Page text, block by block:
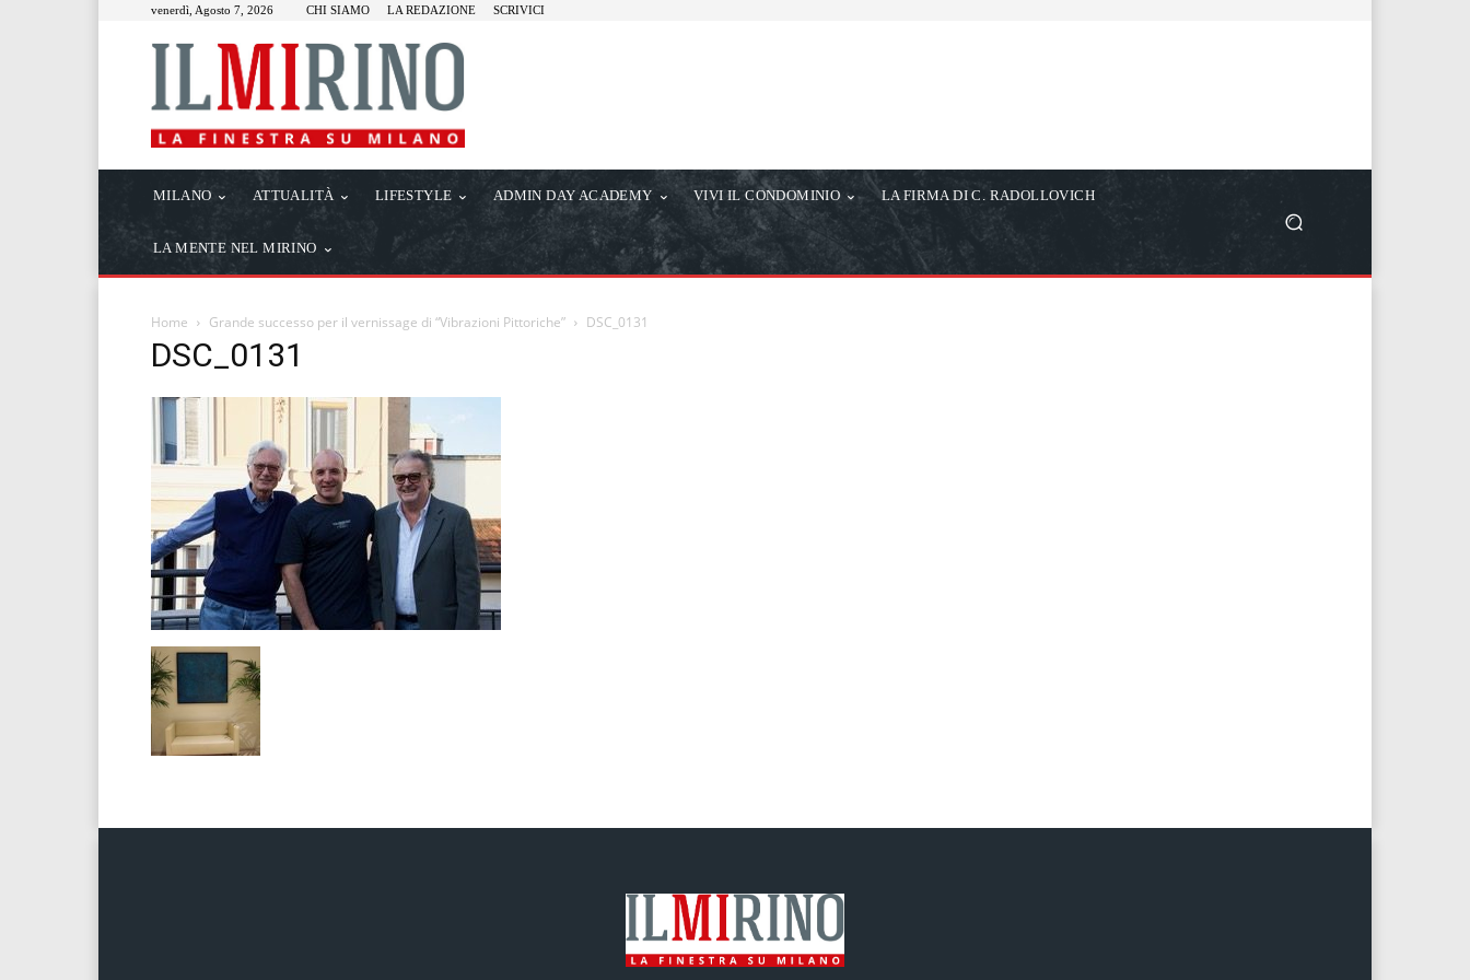
venerdì, Agosto 7, 2026 CHI SIAMO LA REDAZIONE SCRIVICI
MILANO ATTUALITÀ LIFESTYLE ADMIN DAY ACADEMY VIVI IL CONDOMINIO LA FIRMA DI C. RADOLLOVICH
LA MENTE NEL MIRINO
Home Grande successo per il vernissage di “Vibrazioni Pittoriche” DSC_0131
DSC_0131